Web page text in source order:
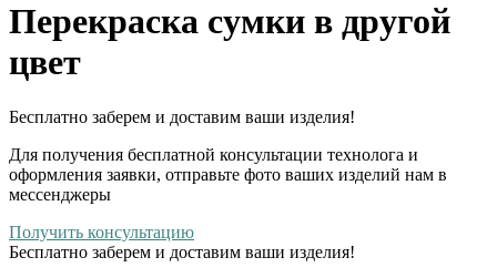
Перекраска сумки в другой
цвет
Бесплатно заберем и доставим ваши изделия!
Для получения бесплатной консультации технолога и
оформления заявки, отправьте фото ваших изделий нам в
мессенджеры
Получить консультацию
Бесплатно заберем и доставим ваши изделия!